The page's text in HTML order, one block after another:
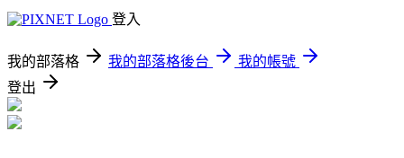
登入
我的部落格 我的部落格後台
我的帳號
登出